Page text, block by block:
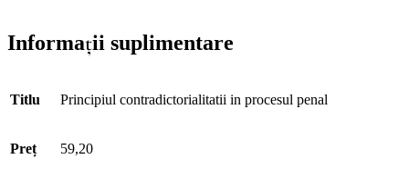
Informații suplimentare
Titlu Principiul contradictorialitatii in procesul penal
Preț 59,20